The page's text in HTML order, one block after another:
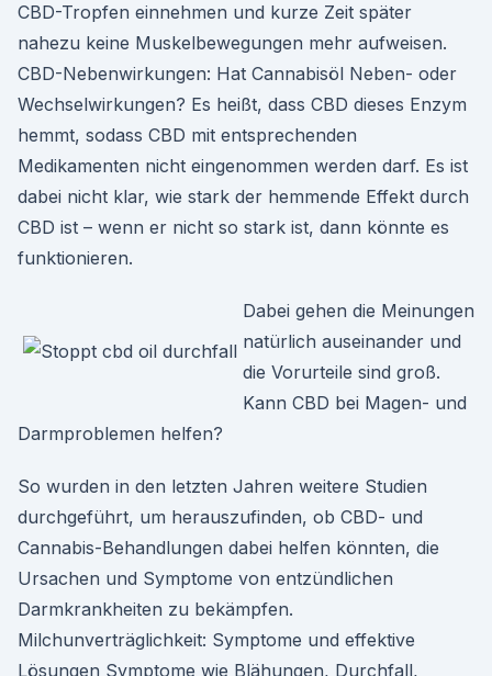
CBD-Tropfen einnehmen und kurze Zeit später
nahezu keine Muskelbewegungen mehr aufweisen.
CBD-Nebenwirkungen: Hat Cannabisöl Neben- oder
Wechselwirkungen? Es heißt, dass CBD dieses Enzym
hemmt, sodass CBD mit entsprechenden
Medikamenten nicht eingenommen werden darf. Es ist
dabei nicht klar, wie stark der hemmende Effekt durch
CBD ist – wenn er nicht so stark ist, dann könnte es
funktionieren.
Dabei gehen die Meinungen
natürlich auseinander und
die Vorurteile sind groß.
Kann CBD bei Magen- und
Darmproblemen helfen?
So wurden in den letzten Jahren weitere Studien
durchgeführt, um herauszufinden, ob CBD- und
Cannabis-Behandlungen dabei helfen könnten, die
Ursachen und Symptome von entzündlichen
Darmkrankheiten zu bekämpfen.
Milchunverträglichkeit: Symptome und effektive
Lösungen Symptome wie Blähungen, Durchfall,